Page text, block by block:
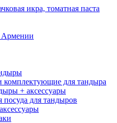
икра, томатная паста
Армении
комплектующие для тандыра
+ аксессуары
посуда для тандыров